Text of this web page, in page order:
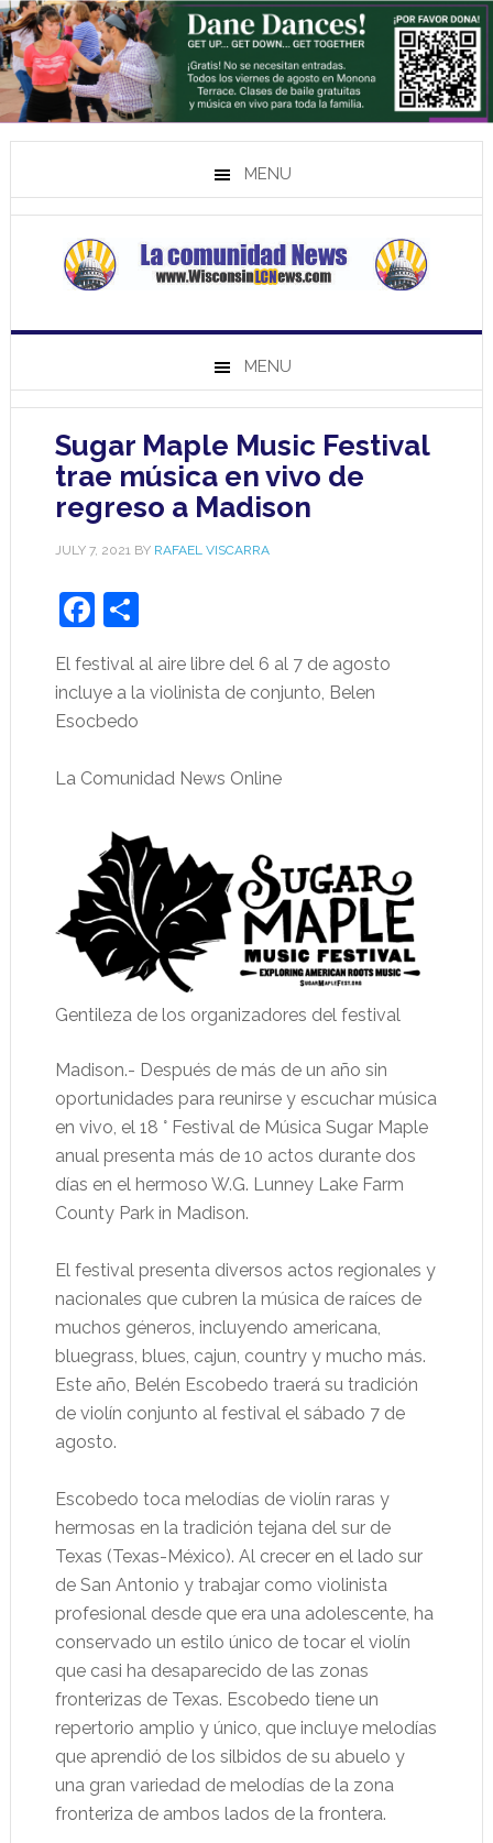
MENU
MENU
Sugar Maple Music Festival
trae música en vivo de
regreso a Madison
JULY 7, 2021BY RAFAEL VISCARRA
Facebook
Share
El festival al aire libre del 6 al 7 de agosto
incluye a la violinista de conjunto, Belen
Esocbedo
La Comunidad News Online
Gentileza de los organizadores del festival
Madison.- Después de más de un año sin
oportunidades para reunirse y escuchar música
en vivo, el 18 ° Festival de Música Sugar Maple
anual presenta más de 10 actos durante dos
días en el hermoso W.G. Lunney Lake Farm
County Park in Madison.
El festival presenta diversos actos regionales y
nacionales que cubren la música de raíces de
muchos géneros, incluyendo americana,
bluegrass, blues, cajun, country y mucho más.
Este año, Belén Escobedo traerá su tradición
de violín conjunto al festival el sábado 7 de
agosto.
Escobedo toca melodías de violín raras y
hermosas en la tradición tejana del sur de
Texas (Texas-México). Al crecer en el lado sur
de San Antonio y trabajar como violinista
profesional desde que era una adolescente, ha
conservado un estilo único de tocar el violín
que casi ha desaparecido de las zonas
fronterizas de Texas. Escobedo tiene un
repertorio amplio y único, que incluye melodías
que aprendió de los silbidos de su abuelo y
una gran variedad de melodías de la zona
fronteriza de ambos lados de la frontera.